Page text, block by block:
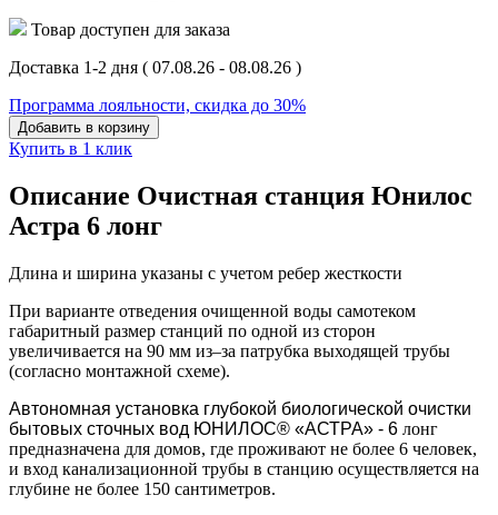
Товар доступен для заказа
Доставка 1-2 дня ( 07.08.26 - 08.08.26 )
Программа лояльности, скидка до 30%
Добавить в корзину
Купить в 1 клик
Описание Очистная станция Юнилос
Астра 6 лонг
Длина и ширина указаны с учетом ребер жесткости
При варианте отведения очищенной воды самотеком
габаритный размер станций по одной из сторон
увеличивается на 90 мм из–за патрубка выходящей трубы
(согласно монтажной схеме).
Автономная установка глубокой биологической очистки
бытовых сточных вод ЮНИЛОС® «АСТРА» - 6 лонг
предназначена для домов, где проживают не более 6 человек,
и вход канализационной трубы в станцию осуществляется на
глубине не более 150 сантиметров.